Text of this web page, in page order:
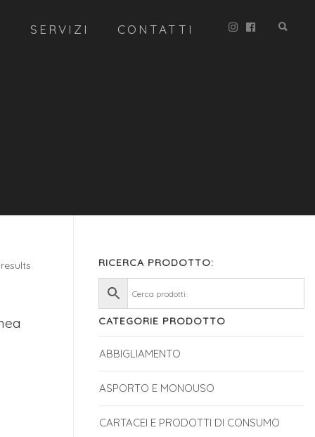
SERVIZI CONTATTI
RICERCA PRODOTTO:
CATEGORIE PRODOTTO
ABBIGLIAMENTO
ASPORTO E MONOUSO
CARTACEI E PRODOTTI DI CONSUMO